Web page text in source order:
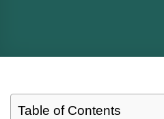
Table of Contents